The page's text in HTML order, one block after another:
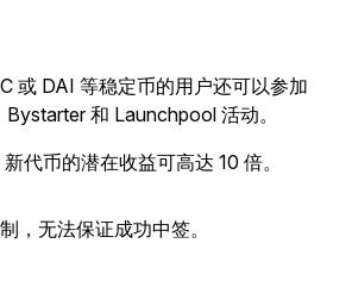
或 DAI 等稳定币的用户还可以参加
和 Launchpool 活动。
代币的潜在收益可高达 10 倍。
，无法保证成功中签。